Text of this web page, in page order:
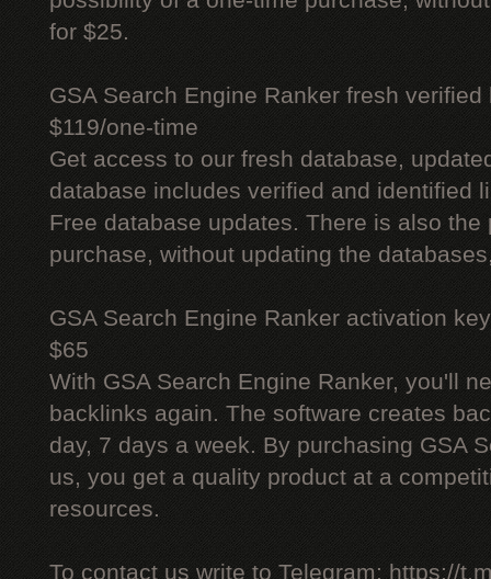
for $25.
GSA Search Engine Ranker fresh verified
$119/one-time
Get access to our fresh database,
database includes verified and identified
Free database updates. There is also
purchase, without updating the
GSA Search Engine Ranker activation key
$65
With GSA Search Engine Ranker, you'll
backlinks again. The software creates
day, 7 days a week. By purchasing GSA
us, you get a quality product at a
resources.
To contact us write to Telegram: https://